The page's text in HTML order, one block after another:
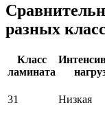
разных
Класс
ламината
31 Низкая